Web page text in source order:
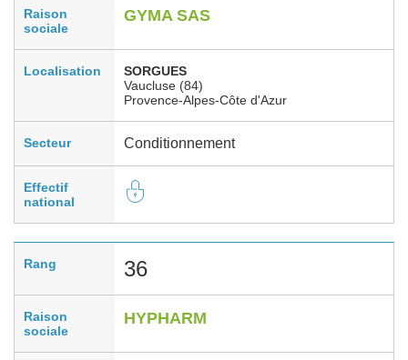
Raison
sociale
GYMA SAS
Localisation
SORGUES
Vaucluse (84)
Provence-Alpes-Côte d'Azur
Secteur Conditionnement
Effectif
national
Rang 36
Raison
sociale
HYPHARM